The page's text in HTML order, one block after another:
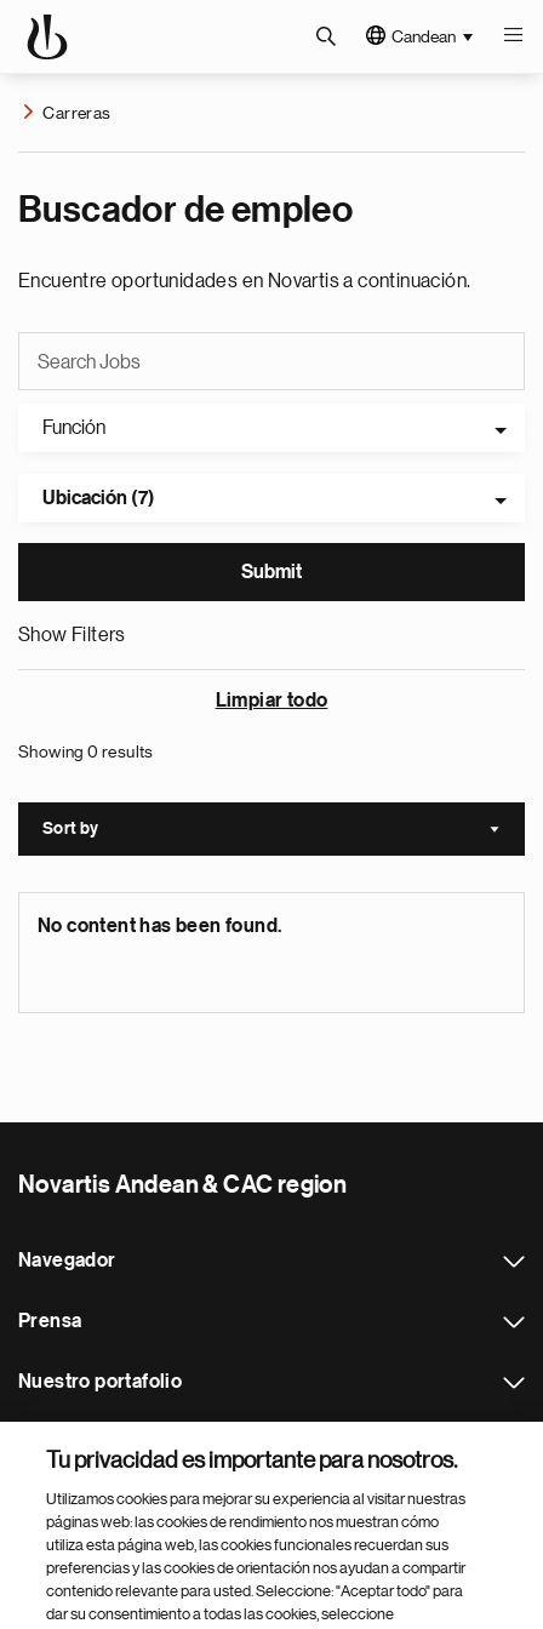
Candean
Carreras
Buscador de empleo
Encuentre oportunidades en Novartis a continuación.
Función
Ubicación (7)
Show Filters
Limpiar todo
Showing 0 results
Sort by Sort
No content has been found.
Novartis Andean & CAC region
Navegador
Prensa
Nuestro portafolio
Footer Site Search
Tu privacidad es importante para nosotros.
Utilizamos cookies para mejorar su experiencia al visitar nuestras
páginas web: las cookies de rendimiento nos muestran cómo
utiliza esta página web, las cookies funcionales recuerdan sus
preferencias y las cookies de orientación nos ayudan a compartir
contenido relevante para usted. Seleccione: "Aceptar todo" para
dar su consentimiento a todas las cookies, seleccione